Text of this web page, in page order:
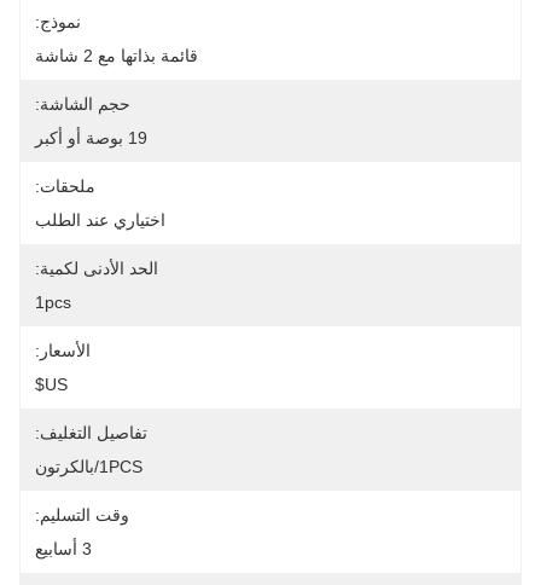
نموذج:
قائمة بذاتها مع 2 شاشة
حجم الشاشة:
19 بوصة أو أكبر
ملحقات:
اختياري عند الطلب
الحد الأدنى لكمية:
1pcs
الأسعار:
US$
تفاصيل التغليف:
1PCS/بالكرتون
وقت التسليم:
3 أسابيع